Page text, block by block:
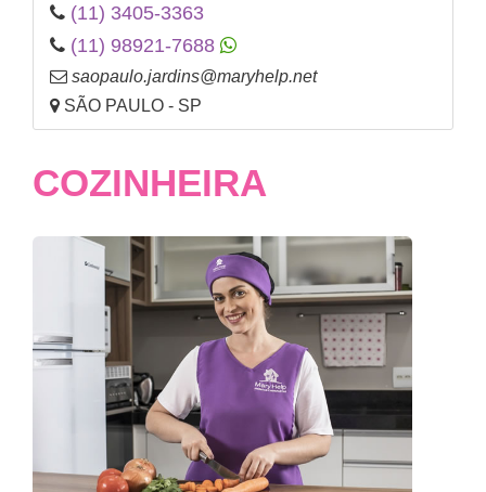
(11) 3405-3363
(11) 98921-7688
saopaulo.jardins@maryhelp.net
SÃO PAULO - SP
COZINHEIRA